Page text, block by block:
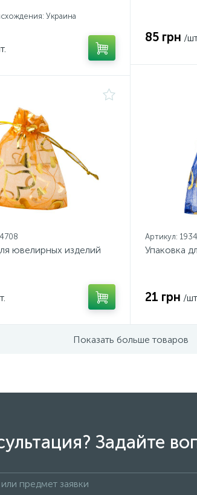
Украина
85 грн /
ювелирных изделий
Артикул:
Упаковка
21 грн /
Показать больше товаров
Задайте